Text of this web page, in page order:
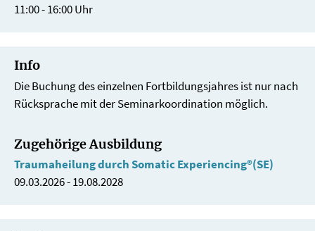
11:00 - 16:00 Uhr
Info
Die Buchung des einzelnen Fortbildungsjahres ist nur nach
Rücksprache mit der Seminarkoordination möglich.
Zugehörige Ausbildung
Traumaheilung durch Somatic Experiencing®(SE)
09.03.2026 - 19.08.2028